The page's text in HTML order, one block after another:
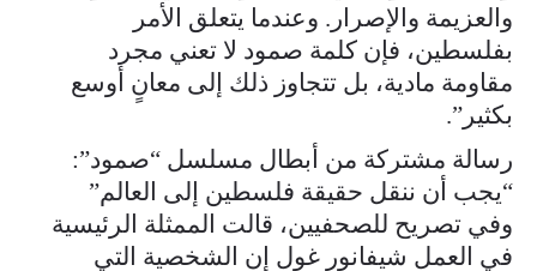
والعزيمة والإصرار. وعندما يتعلق الأمر
بفلسطين، فإن كلمة صمود لا تعني مجرد
مقاومة مادية، بل تتجاوز ذلك إلى معانٍ أوسع
بكثير”.
رسالة مشتركة من أبطال مسلسل “صمود”:
“يجب أن ننقل حقيقة فلسطين إلى العالم”
وفي تصريح للصحفيين، قالت الممثلة الرئيسية
في العمل شيفانور غول إن الشخصية التي